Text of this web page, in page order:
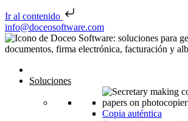
Ir al contenido
Saltar al contenido
info@doceosoftware.com
Soluciones
Copia auténtica